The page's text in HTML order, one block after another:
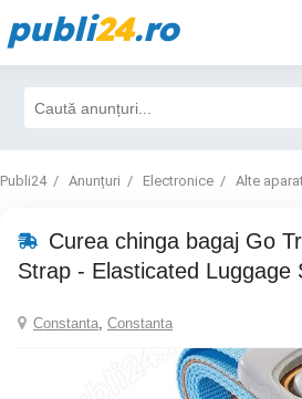
publi24.ro
Publi24 Anunțuri Electronice Alte
Curea chinga bagaj Go
Strap - Elasticated Luggage
Constanta, Constanta